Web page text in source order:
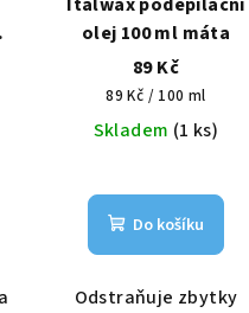
olej 100 ml máta
89 Kč
Měrná
cena:
89 Kč / 100 ml
Skladem (1 ks)
Do košíku
Odstraňuje zbytky